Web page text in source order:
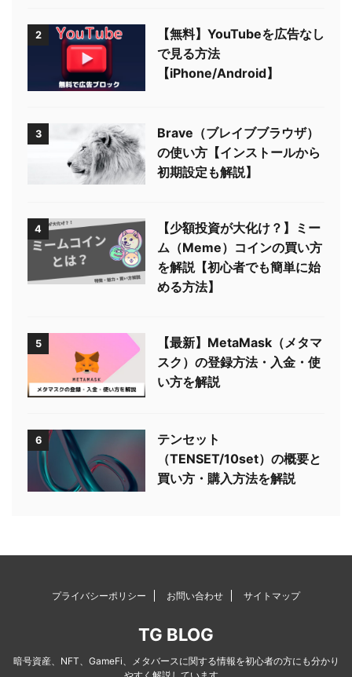
2
【無料】YouTubeを広告なし
で見る方法
【iPhone/Android】
3
Brave（ブレイブブラウザ）
の使い方【インストールから
初期設定も解説】
4
【少額投資が大化け？】ミー
ム（Meme）コインの買い方
を解説【初心者でも簡単に始
める方法】
5
【最新】MetaMask（メタマ
スク）の登録方法・入金・使
い方を解説
6
テンセット
（TENSET/10set）の概要と
買い方・購入方法を解説
プライバシーポリシー お問い合わせ サイトマップ
TG BLOG
暗号資産、NFT、GameFi、メタバースに関する情報を初心者の方にも分かり